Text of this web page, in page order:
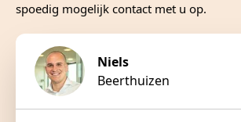
spoedig mogelijk contact met u op.
Niels
Beerthuizen